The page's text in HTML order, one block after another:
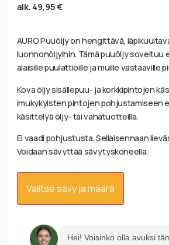
alk. 49,95€
AURO Puuöljy on hengittävä,
luonnonöljyihin. Tämä puuöljy soveltuu
alaisille puulattioille ja muille vastaaville
Kova öljy sisällepuu- ja korkkipintojen
imukykyisten pintojen pohjustamiseen
käsittelyä öljy- tai vahatuotteilla.
Ei vaadi pohjustusta. Sellaisennaan
Voidaan sävyttää sävytyskoneella.
Valitse sävy ja määrä